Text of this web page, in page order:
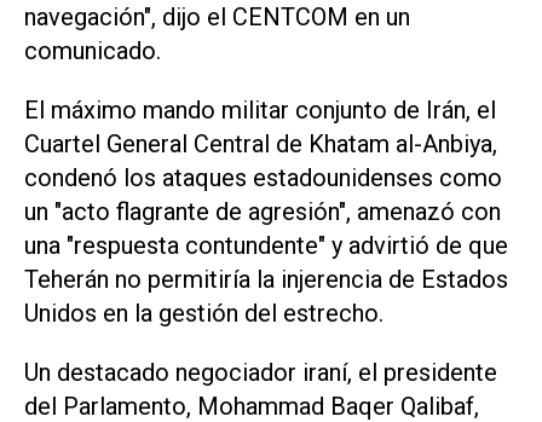
navegación", dijo el CENTCOM en un
comunicado.
El máximo mando militar conjunto de Irán, ⁠el
Cuartel General Central de Khatam al-Anbiya,
condenó los ataques estadounidenses como
un "acto flagrante de agresión", amenazó ​con
una "respuesta contundente" y advirtió de que
Teherán no permitiría la injerencia de Estados
‌Unidos en la gestión del estrecho.
Un destacado negociador iraní, el ‌presidente
del Parlamento, Mohammad Baqer Qalibaf,